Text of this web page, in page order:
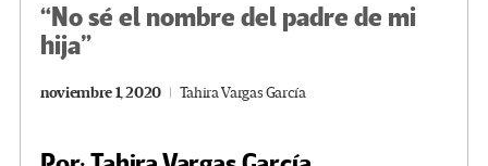
“No sé el nombre del padre de mi
hija”
noviembre 1, 2020 Tahira Vargas García